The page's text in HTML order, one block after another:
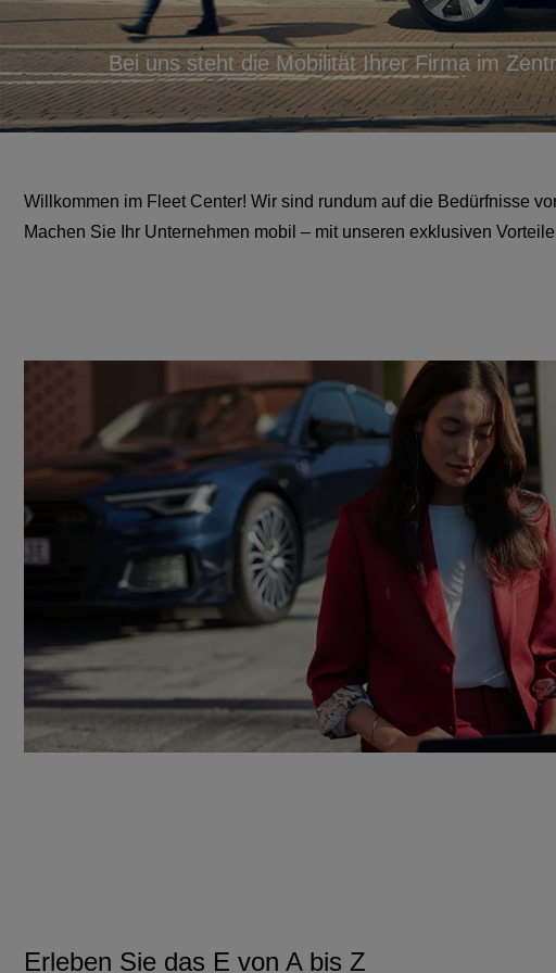
Bei uns steht die Mobilität Ihrer Firma im
Willkommen im Fleet Center! Wir sind rundum auf die Bedürfnisse
Machen Sie Ihr Unternehmen mobil – mit unseren exklusiven
Erleben Sie das E von A bis Z